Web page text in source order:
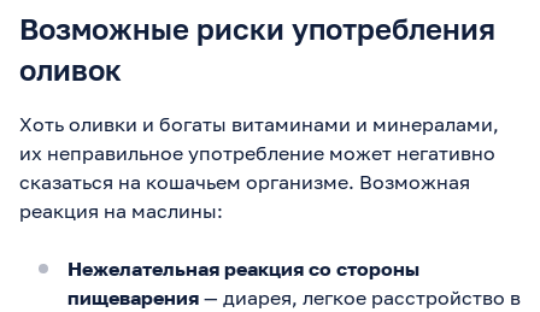
Возможные риски употребления
оливок
Хоть оливки и богаты витаминами и минералами,
их неправильное употребление может негативно
сказаться на кошачьем организме. Возможная
реакция на маслины:
Нежелательная реакция со стороны
пищеварения — диарея, легкое расстройство в